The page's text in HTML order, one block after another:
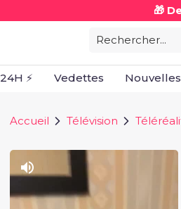
🎁
Rechercher...
24H ⚡ Vedettes Nouvelles
Accueil Télévision